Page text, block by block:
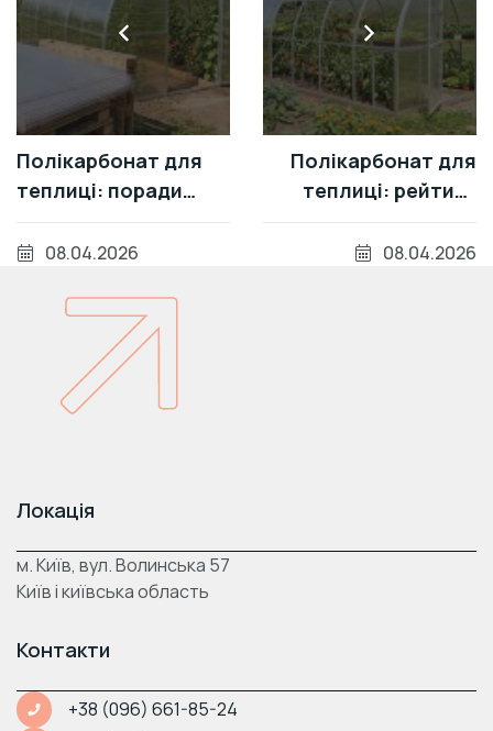
Полікарбонат для
теплиці: поради
щодо вибору та
монтажу
08.04.2026
Полікарбонат для
теплиці: рейтинг
найкращих варіантів
08.04.2026
Локація
м. Київ, вул. Волинська 57
Київ і київська область
Контакти
+38 (096) 661-85-24